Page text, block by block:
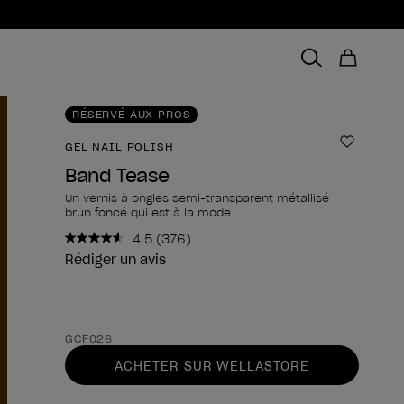
RÉSERVÉ AUX PROS
GEL NAIL POLISH
Band Tease
Un vernis à ongles semi-transparent métallisé
brun foncé qui est à la mode.
4.5 Lire
376
page.
(376)
Rédiger un avis
Forme du produit
GCF026
ACHETER SUR WELLASTORE